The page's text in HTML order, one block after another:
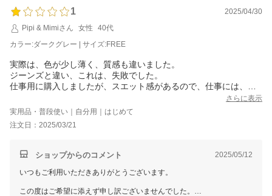
商品とサービスのご提供を目指してまいります。
1
2025/04/30
Pipi & Mimiさん
女性
40代
カラー:ダークグレー | サイズ:FREE
実際は、色が少し薄く、質感も違いました。
ジーンズと違い、これは、失敗でした。
仕事用に購入しましたが、スエット感があるので、仕事には、着
さらに表示
実用品・普段使い｜自分用｜はじめて
注文日：2025/03/21
ショップからのコメント 2025/05/12
いつもご利用いただきありがとうございます。
この度はご希望に添えず申し訳ございませんでした。